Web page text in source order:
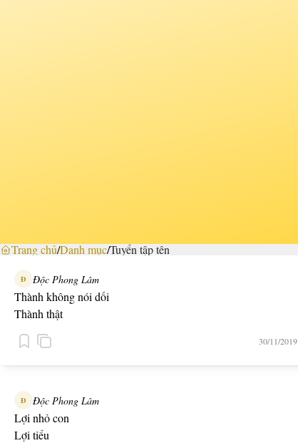
Trang chủ/Danh mục/Tuyển tập tên
Đ Độc Phong Lâm
Thành không nói dối
Thành thật
30/11/2019
Đ Độc Phong Lâm
Lợi nhỏ con
Lợi tiểu